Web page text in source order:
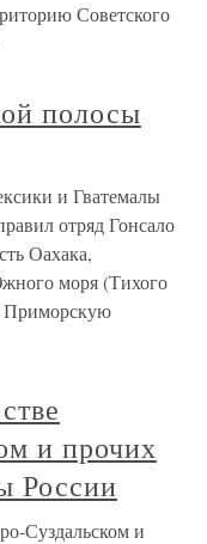
Советского
полосы
и Гватемалы
отряд Гонсало
Оахака,
моря (Тихого
Приморскую
и прочих
России
Суздальском и